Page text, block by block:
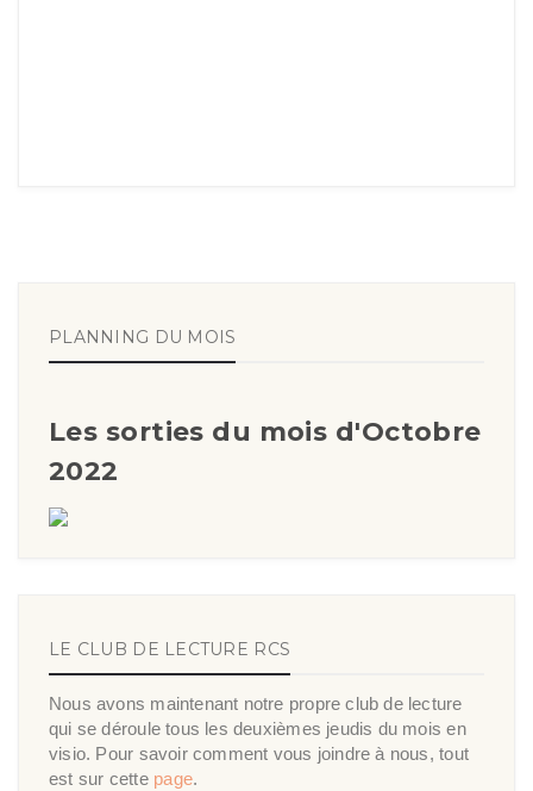
PLANNING DU MOIS
Les sorties du mois d'Octobre
2022
LE CLUB DE LECTURE RCS
Nous avons maintenant notre propre club de lecture
qui se déroule tous les deuxièmes jeudis du mois en
visio. Pour savoir comment vous joindre à nous, tout
est sur cette page.